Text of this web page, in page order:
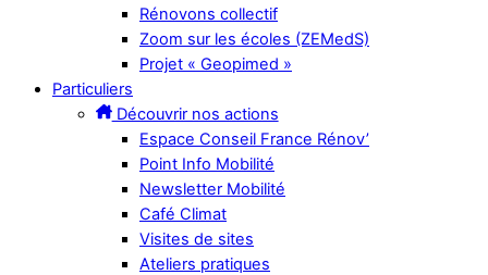
Rénovons collectif
Zoom sur les écoles (ZEMedS)
Projet « Geopimed »
Particuliers
Découvrir nos actions
Espace Conseil France Rénov’
Point Info Mobilité
Newsletter Mobilité
Café Climat
Visites de sites
Ateliers pratiques